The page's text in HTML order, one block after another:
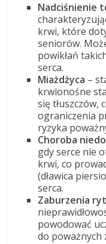
Nadciśnienie
krwi, które
seniorów.
powikłań
serca.
Miażdżyca –
krwionośne
się tłuszczów,
ograniczenia
ryzyka
Choroba
gdy serce nie
krwi, co
(dławica
serca.
Zaburzenia
powodować
do poważnych